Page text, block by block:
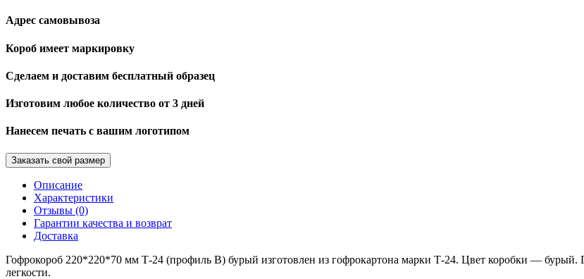
Адрес самовывоза
Короб имеет маркировку
Сделаем и доставим бесплатный образец
Изготовим любое количество от 3 дней
Нанесем печать с вашим логотипом
Заказать свой размер
Описание
Характеристики
Отзывы (0)
Гарантии качества и возврат
Доставка
Гофрокороб 220*220*70 мм Т-24 (профиль B) бурый изготовлен из гофрокартона марки Т-24. Цвет коробки — бурый.
легкости.